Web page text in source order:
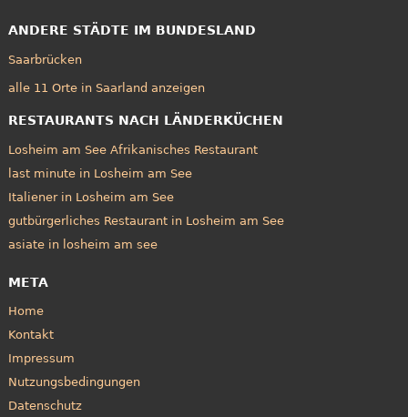
ANDERE STÄDTE IM BUNDESLAND
Saarbrücken
alle 11 Orte in Saarland anzeigen
RESTAURANTS NACH LÄNDERKÜCHEN
Losheim am See Afrikanisches Restaurant
last minute in Losheim am See
Italiener in Losheim am See
gutbürgerliches Restaurant in Losheim am See
asiate in losheim am see
META
Home
Kontakt
Impressum
Nutzungsbedingungen
Datenschutz